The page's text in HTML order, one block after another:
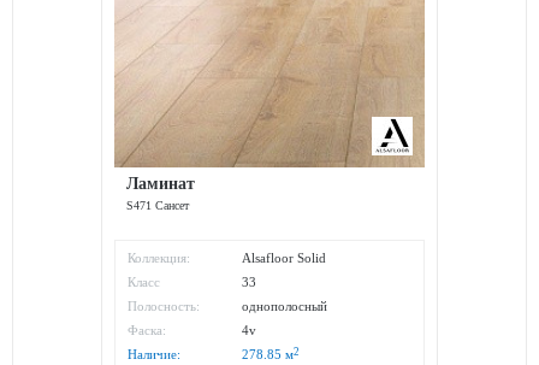
Ламинат
S471 Сансет
Коллекция:
Alsafloor Solid
Класс
износостойкости:
33
Полосность:
однополосный
Фаска:
4v
Наличие:
278.85 м2